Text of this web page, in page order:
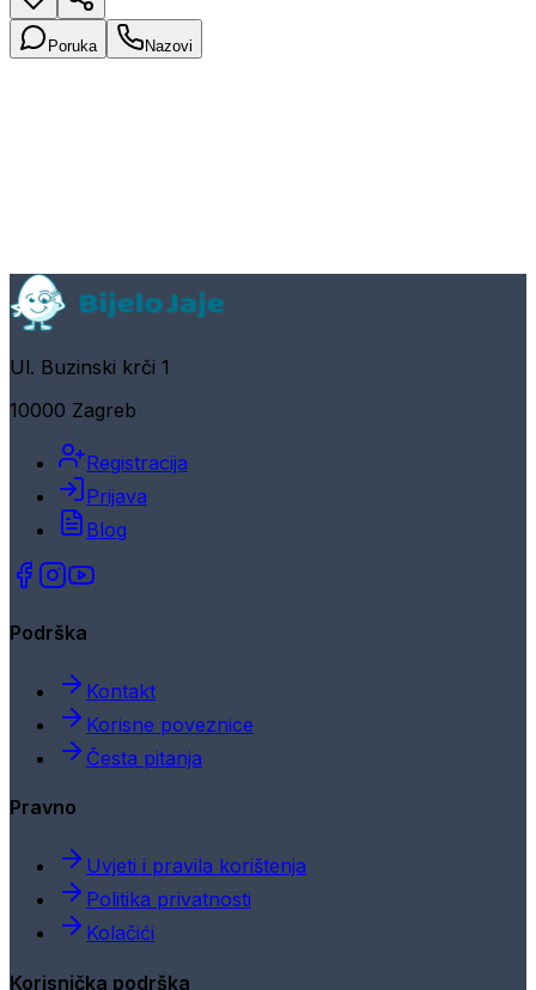
Poruka Nazovi
Ul. Buzinski krči 1
10000 Zagreb
Registracija
Prijava
Blog
Podrška
Kontakt
Korisne poveznice
Česta pitanja
Pravno
Uvjeti i pravila korištenja
Politika privatnosti
Kolačići
Korisnička podrška